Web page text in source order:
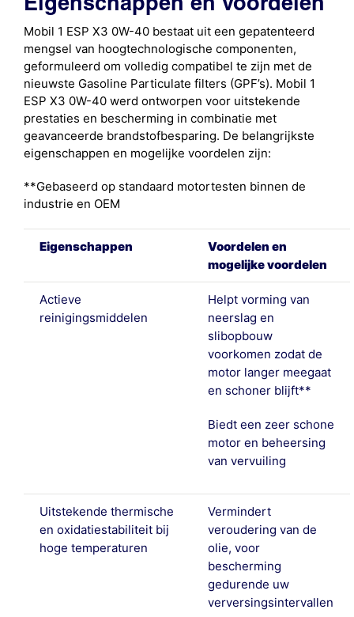
Mobil 1 ESP X3 0W-40 bestaat uit een gepatenteerd
mengsel van hoogtechnologische componenten,
geformuleerd om volledig compatibel te zijn met de
nieuwste Gasoline Particulate filters (GPF’s). Mobil 1
ESP X3 0W-40 werd ontworpen voor uitstekende
prestaties en bescherming in combinatie met
geavanceerde brandstofbesparing. De belangrijkste
eigenschappen en mogelijke voordelen zijn:
**Gebaseerd op standaard motortesten binnen de
industrie en OEM
Eigenschappen
Voordelen en
mogelijke voordelen
Actieve
reinigingsmiddelen
Helpt vorming van
neerslag en
slibopbouw
voorkomen zodat de
motor langer meegaat
en schoner blijft**
Biedt een zeer schone
motor en beheersing
van vervuiling
Uitstekende thermische
en oxidatiestabiliteit bij
hoge temperaturen
Vermindert
veroudering van de
olie, voor
bescherming
gedurende uw
verversingsintervallen